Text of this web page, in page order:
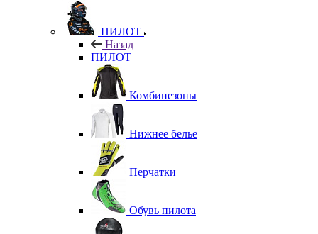
ПИЛОТ
Назад
ПИЛОТ
Комбинезоны
Нижнее белье
Перчатки
Обувь пилота